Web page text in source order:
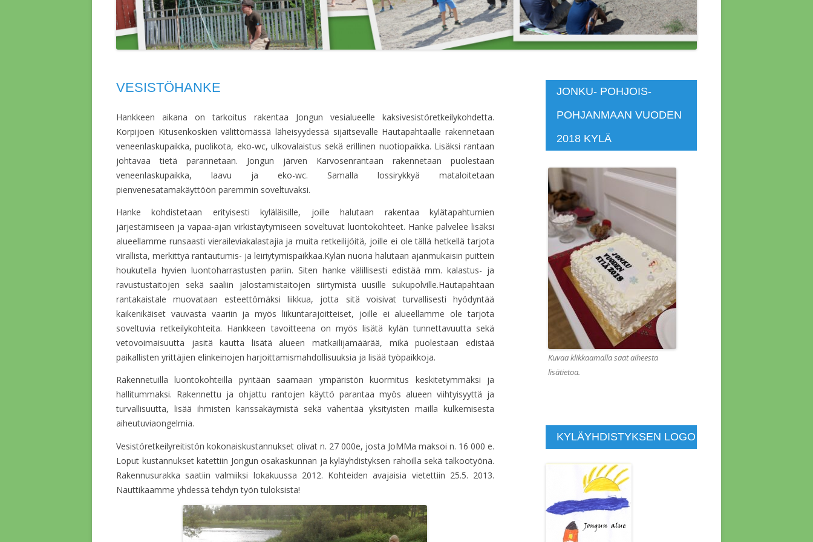
JÄRJESTÄYTYMISKOKOUS
15.4.2018
HALLITUKSEN
JÄRJESTÄYTYMISKOKOUS 4.4.2014
HALLITUKSEN
JÄRJESTÄYTYMISKOKOUS 4.7.2020
JÄRJESTÄYTYMISKOKOUS 7.4.2019
HALLITUKSEN KOKOUS 12.4.2015
HALLITUKSEN KOKOUS 1.11.2018
HALLITUKSEN KOKOUS 1.2.2022
HALLITUKSEN KOKOUS 1.8.2013
HALLITUKSEN KOKOUS 10.1.2014
HALLITUKSEN KOKOUS 10.10.2015
HALLITUKSEN KOKOUS 10.4.2011
HALLITUKSEN KOKOUS 12.4.2015
HALLITUKSEN KOKOUS 13.6.2014
HALLITUKSEN KOKOUS 14.11.2015
VUOKRATTAVAT ASUNNOT
KAKSIO
PALLOKENTÄN
LAAJENNUSTALKOOT 2004
VESISTÖHANKE
Hankkeen aikana on tarkoitus rakentaa Jongun vesialueelle kaksivesistöretkeilykohdetta.
Korpijoen Kitusenkoskien välittömässä läheisyydessä sijaitsevalle Hautapahtaalle rakennetaan
veneenlaskupaikka, puolikota, eko-wc, ulkovalaistus sekä erillinen nuotiopaikka. Lisäksi rantaan
johtavaa tietä parannetaan. Jongun järven Karvosenrantaan rakennetaan puolestaan
veneenlaskupaikka, laavu ja eko-wc. Samalla lossirykkyä mataloitetaan
pienvenesatamakäyttöön paremmin soveltuvaksi.
Hanke kohdistetaan erityisesti kyläläisille, joille halutaan rakentaa kylätapahtumien
järjestämiseen ja vapaa-ajan virkistäytymiseen soveltuvat luontokohteet. Hanke palvelee lisäksi
alueellamme runsaasti vieraileviakalastajia ja muita retkeilijöitä, joille ei ole tällä hetkellä tarjota
virallista, merkittyä rantautumis- ja leiriytymispaikkaa.Kylän nuoria halutaan ajanmukaisin puittein
houkutella hyvien luontoharrastusten pariin. Siten hanke välillisesti edistää mm. kalastus- ja
ravustustaitojen sekä saaliin jalostamistaitojen siirtymistä uusille sukupolville.Hautapahtaan
rantakaistale muovataan esteettömäksi liikkua, jotta sitä voisivat turvallisesti hyödyntää
kaikenikäiset vauvasta vaariin ja myös liikuntarajoitteiset, joille ei alueellamme ole tarjota
soveltuvia retkeilykohteita. Hankkeen tavoitteena on myös lisätä kylän tunnettavuutta sekä
vetovoimaisuutta jasitä kautta lisätä alueen matkailijamäärää, mikä puolestaan edistää
paikallisten yrittäjien elinkeinojen harjoittamismahdollisuuksia ja lisää työpaikkoja.
Rakennetuilla luontokohteilla pyritään saamaan ympäristön kuormitus keskitetymmäksi ja
hallitummaksi. Rakennettu ja ohjattu rantojen käyttö parantaa myös alueen viihtyisyyttä ja
turvallisuutta, lisää ihmisten kanssakäymistä sekä vähentää yksityisten mailla kulkemisesta
aiheutuviaongelmia.
Vesistöretkeilyreitistön kokonaiskustannukset olivat n. 27 000e, josta JoMMa maksoi n. 16 000 e.
Loput kustannukset katettiin Jongun osakaskunnan ja kyläyhdistyksen rahoilla sekä talkootyönä.
Rakennusurakka saatiin valmiiksi lokakuussa 2012. Kohteiden avajaisia vietettiin 25.5. 2013.
Nauttikaamme yhdessä tehdyn työn tuloksista!
JONKU- POHJOIS-
POHJANMAAN VUODEN
2018 KYLÄ
Kuvaa klikkaamalla saat aiheesta
lisätietoa.
KYLÄYHDISTYKSEN LOGO